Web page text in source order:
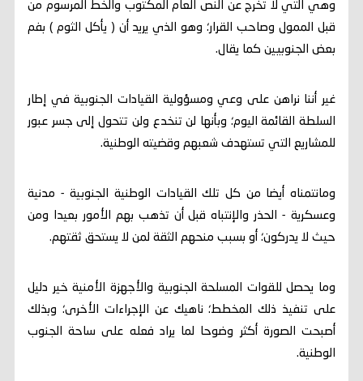
وهي التي لا تخرج عن النص العام المكتوب والخط المرسوم من
قبل الممول وصاحب القرار؛ وهو الذي يريد أن ( يأكل الثوم ) بفم
بعض الجنوبيين كما يقال.
غير أننا نراهن على وعي ومسؤولية القيادات الجنوبية في إطار
السلطة القائمة اليوم؛ وبأنها لن تنخدع ولن تتحول إلى جسر عبور
للمشاريع التي تستهدف شعبهم وقضيته الوطنية.
ومانتمناه أيضا من كل تلك القيادات الوطنية الجنوبية - مدنية
وعسكرية - الحذر والإنتباه قبل أن تذهب بهم الأمور بعيدا ومن
حيث لا يدركون؛ أو بسبب منحهم الثقة لمن لا يستحق ثقتهم.
وما يحصل للقوات المسلحة الجنوبية والأجهزة الأمنية خير دليل
على تنفيذ ذلك المخطط؛ ناهيك عن الإجراءات الأخرى؛ وبذلك
أصبحت الصورة أكثر وضوحا لما يراد فعله على ساحة الجنوب
الوطنية.